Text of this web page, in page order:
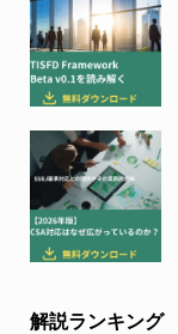
解説ランキング